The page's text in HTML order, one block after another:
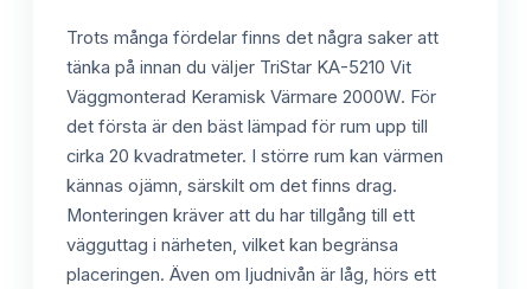
Trots många fördelar finns det några saker att
tänka på innan du väljer TriStar KA-5210 Vit
Väggmonterad Keramisk Värmare 2000W. För
det första är den bäst lämpad för rum upp till
cirka 20 kvadratmeter. I större rum kan värmen
kännas ojämn, särskilt om det finns drag.
Monteringen kräver att du har tillgång till ett
vägguttag i närheten, vilket kan begränsa
placeringen. Även om ljudnivån är låg, hörs ett